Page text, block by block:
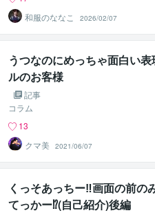
和服のななこ
2026/02/07
うつなのにめっちゃ面白い
ルのお客様
記事
コラム
13
クマ美 2021/06/07
くっそあっちー‼️画面の前の
てっかー⁉️(自己紹介)後編